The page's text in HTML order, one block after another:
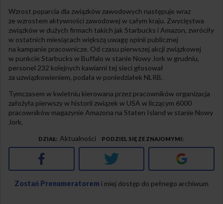
Wzrost poparcia dla związków zawodowych następuje wraz
ze wzrostem aktywności zawodowej w całym kraju. Zwycięstwa
związków w dużych firmach takich jak Starbucks i Amazon, zwróciły
w ostatnich miesiącach większą uwagę opinii publicznej
na kampanie pracownicze. Od czasu pierwszej akcji związkowej
w punkcie Starbucks w Buffalo w stanie Nowy Jork w grudniu,
personel 232 kolejnych kawiarni tej sieci głosował
za uzwiązkowieniem, podała w poniedziałek NLRB.
Tymczasem w kwietniu kierowana przez pracowników organizacja
założyła pierwszy w historii związek w USA w liczącym 6000
pracowników magazynie Amazona na Staten Island w stanie Nowy
Jork.
DZIAŁ Aktualności PODZIEL SIĘ ZE ZNAJOMYMI
Facebook Twitter Google+
Zostań Prenumeratorem i miej dostęp do pełnego archiwum